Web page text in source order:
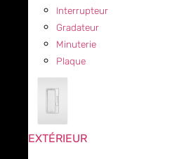
Interrupteur
Gradateur
Minuterie
Plaque
EXTÉRIEUR